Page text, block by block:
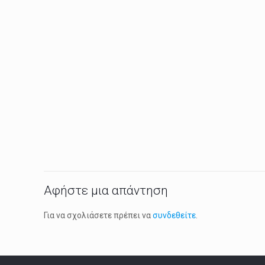
Αφήστε μια απάντηση
Για να σχολιάσετε πρέπει νασυνδεθείτε